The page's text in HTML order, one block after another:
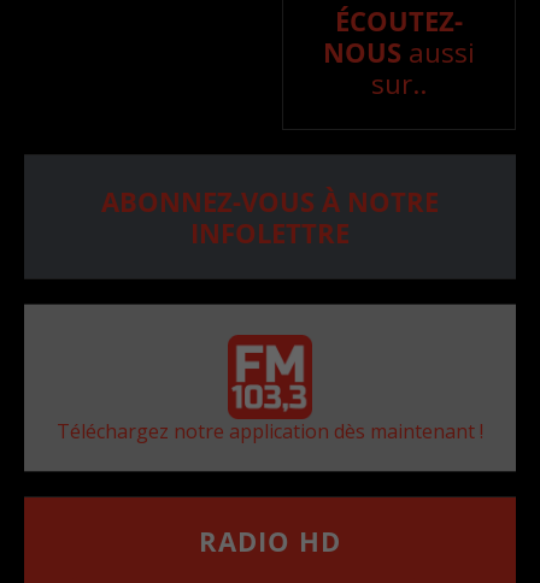
ÉCOUTEZ-
NOUS aussi
sur..
ABONNEZ-VOUS À NOTRE
INFOLETTRE
Téléchargez notre application dès maintenant !
RADIO HD